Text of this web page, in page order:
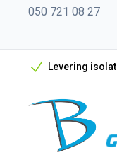
050 721 08 27
Levering